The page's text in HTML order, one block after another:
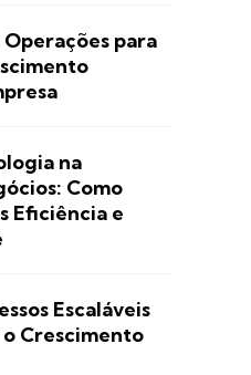
para
na
Como
Eficiência e
Escaláveis
Crescimento